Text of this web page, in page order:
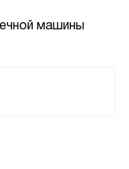
машины